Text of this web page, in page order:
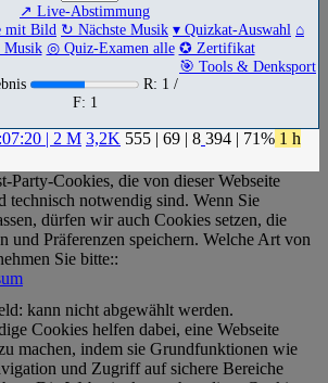
↗ Live-Abstimmung
mit Bild ↻ Nächste Musik ▾ Quizkat-Auswahl ⌂
Musik ◎ Quiz-Examen alle ✪ Zertifikat
🎯 Tools & Denksport
R: 1 /
F: 1
| 2 M 3,2K 555 | 69 | 8 394 | 71% 1 h
Party-Cookies, die von dieser Webseite
technisch notwendig sind. Wenn Sie
dürfen wir auch Cookies setzen, die
und Präferenzen speichern. Welche Art von
Sie bitte::
kann nicht abgewählt werden.
Cookies helfen dabei, eine Webseite
machen, indem sie Grundfunktionen wie
und Zugriff auf sichere Bereiche